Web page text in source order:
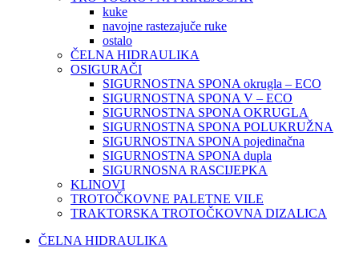
kuke
navojne rastezajuče ruke
ostalo
ČELNA HIDRAULIKA
OSIGURAČI
SIGURNOSTNA SPONA okrugla – ECO
SIGURNOSTNA SPONA V – ECO
SIGURNOSTNA SPONA OKRUGLA
SIGURNOSTNA SPONA POLUKRUŽNA
SIGURNOSTNA SPONA pojedinačna
SIGURNOSTNA SPONA dupla
SIGURNOSNA RASCIJEPKA
KLINOVI
TROTOČKOVNE PALETNE VILE
TRAKTORSKA TROTOČKOVNA DIZALICA
ČELNA HIDRAULIKA